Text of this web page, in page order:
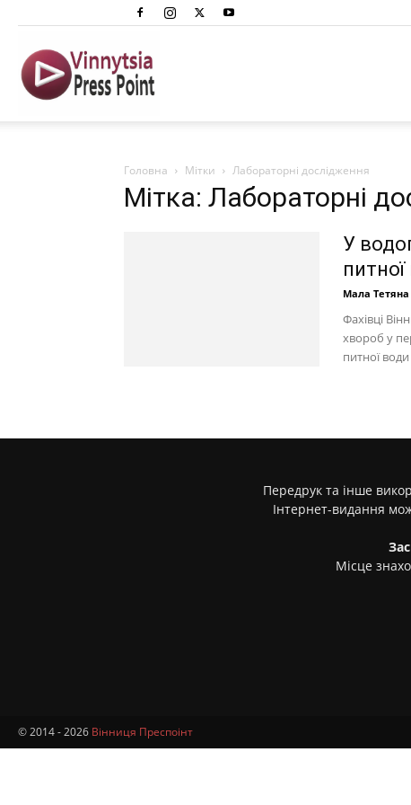
Преспоінт
Головна Мітки Лабораторні дослідження
Мітка: Лабораторні
У
Мала Тетяна
Фахівці
хвороб у
питної
Передрук та інше
Інтернет-видання
Місце
© 2014 - 2026 Вінниця Преспоінт